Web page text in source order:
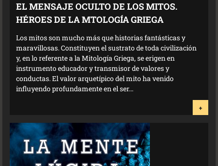
EL MENSAJE OCULTO DE LOS MITOS.
HÉROES DE LA MTOLOGÍA GRIEGA
Los mitos son mucho más que historias fantásticas y
maravillosas. Constituyen el sustrato de toda civilización
y, en lo referente a la Mitología Griega, se erigen en
instrumento educador y transmisor de valores y
conductas. El valor arquetípico del mito ha venido
influyendo profundamente en el ser...
+